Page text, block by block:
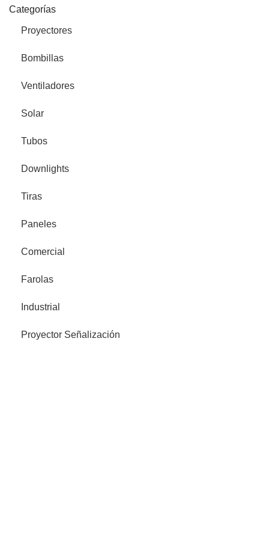
Categorías
Proyectores
Bombillas
Ventiladores
Solar
Tubos
Downlights
Tiras
Paneles
Comercial
Farolas
Industrial
Proyector Señalización